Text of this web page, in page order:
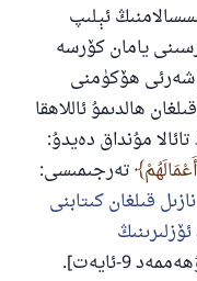
ئېلىپ
يامان كۆرسە
شەرئى ھۆكۈمنى
ھالدىمۇ ئاللاھقا
مۇنداق دەيدۇ:
تەرجىمىسى:
قىلغان كىتابنى
9-ئايەت].